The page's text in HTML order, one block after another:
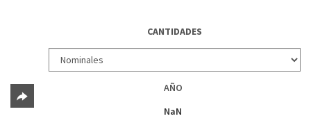
CANTIDADES
AÑO
NaN